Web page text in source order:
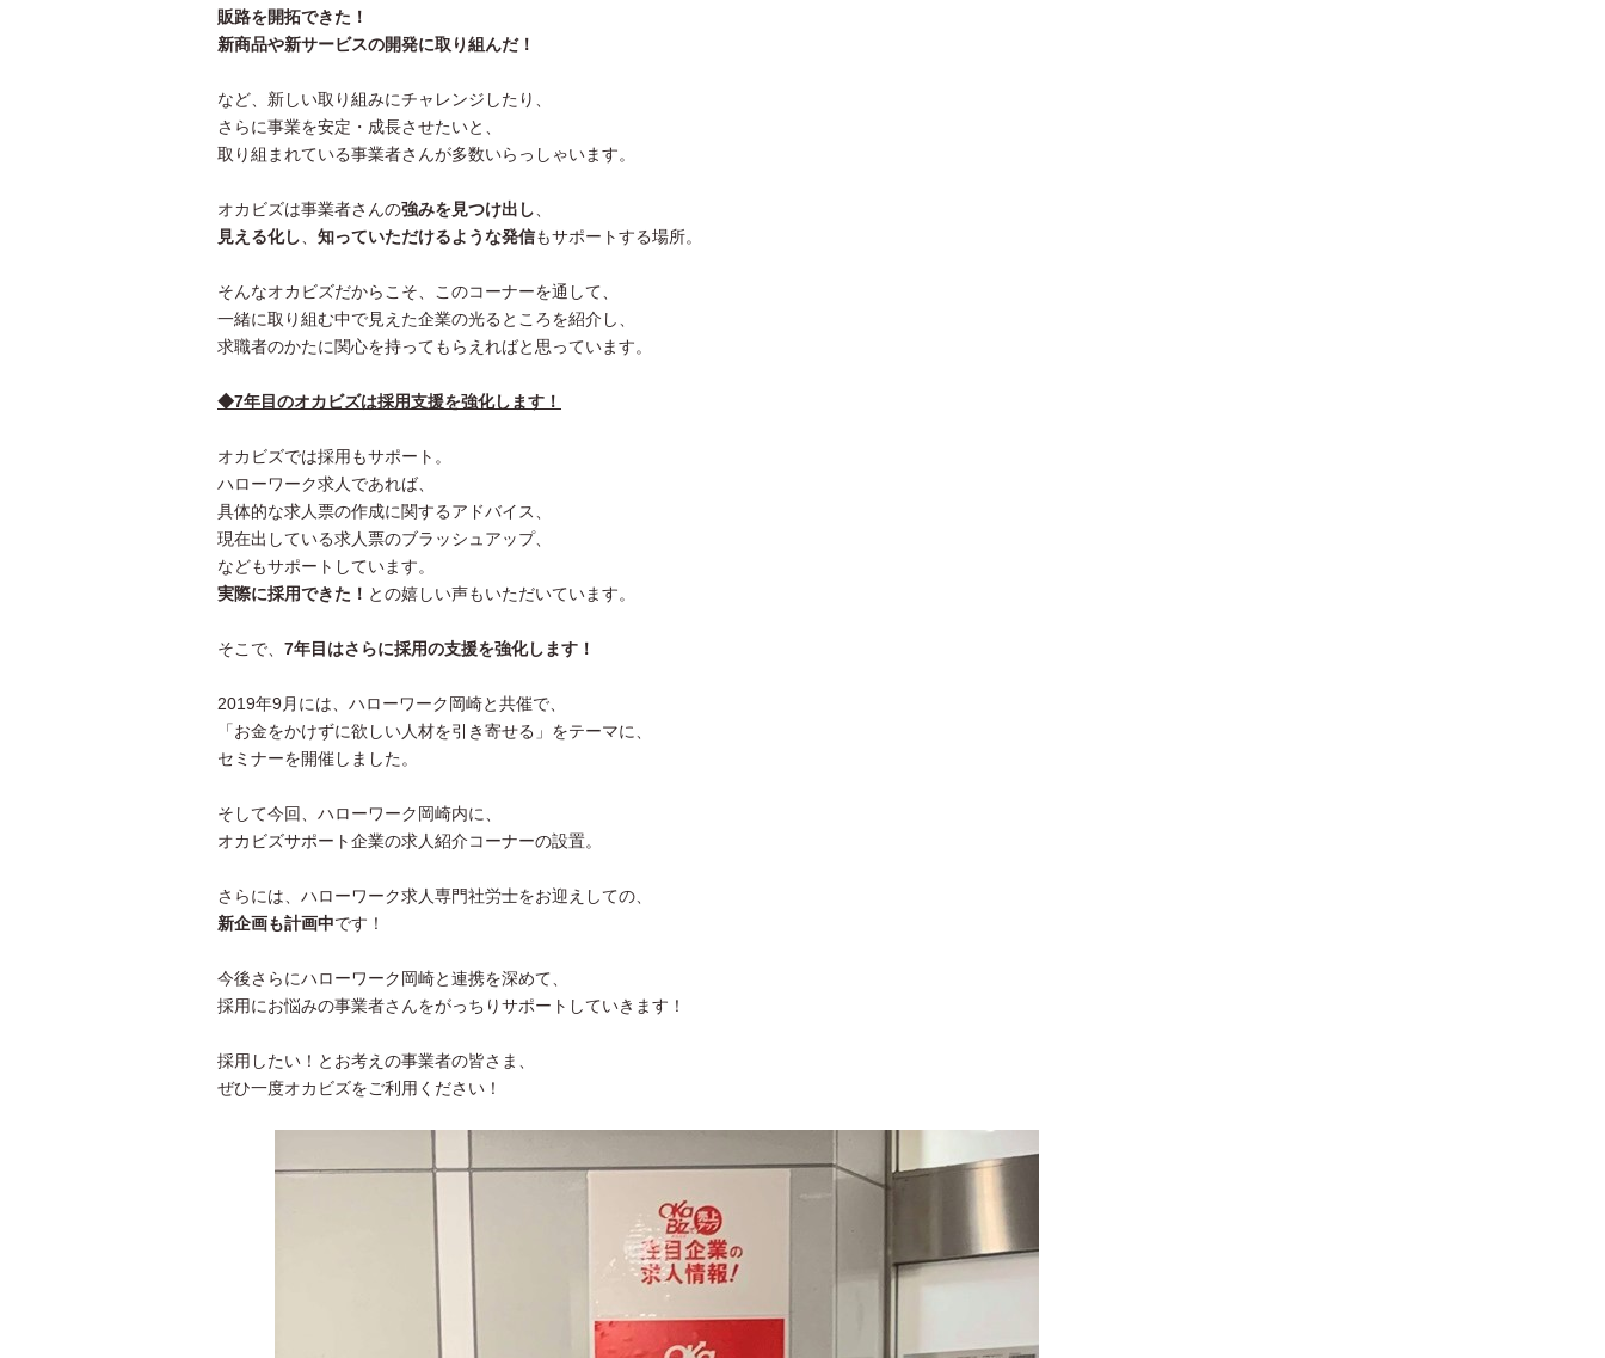
販路を開拓できた！
新商品や新サービスの開発に取り組んだ！
など、新しい取り組みにチャレンジしたり、
さらに事業を安定・成長させたいと、
取り組まれている事業者さんが多数いらっしゃいます。
オカビズは事業者さんの強みを見つけ出し
見える化し
知っていただけるような発信もサポートする場所。
そんなオカビズだからこそ、このコーナーを通して、
一緒に取り組む中で見えた企業の光るところを紹介し、
求職者のかたに関心を持ってもらえればと思っています。
◆7年目のオカビズは採用支援を強化します！
オカビズでは採用もサポート。
ハローワーク求人であれば、
具体的な求人票の作成に関するアドバイス、
現在出している求人票のブラッシュアップ、
などもサポートしています。
実際に採用できた！ との嬉しい声もいただいています。
そこで、 7年目はさらに採用の支援を強化します！
2019年9月には、ハローワーク岡崎と共催で、
「お金をかけずに欲しい人材を引き寄せる」をテーマに、
セミナーを開催しました。
そして今回、ハローワーク岡崎内に、
オカビズサポート企業の求人紹介コーナーの設置。
さらには、ハローワーク求人専門社労士をお迎えしての、
新企画も計画中です！
今後さらにハローワーク岡崎と連携を深めて、
採用にお悩みの事業者さんをがっちりサポートしていきます！
採用したい！とお考えの事業者の皆さま、
ぜひ一度オカビズをご利用ください！